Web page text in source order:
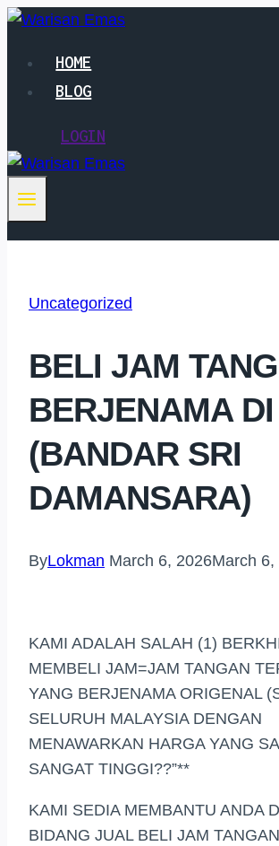
Skip
contentHOME
BLOG
LOGIN
Uncategorized
BELI JAM
BERJENAMA DI
(BANDAR SRI
DAMANSARA)
ByLokman March 6, 2026March 6,
KAMI ADALAH SALAH (1)
MEMBELI JAM=JAM TANGAN
YANG BERJENAMA ORIGENAL
SELURUH MALAYSIA DENGAN
MENAWARKAN HARGA YANG
SANGAT TINGGI??”**
KAMI SEDIA MEMBANTU ANDA
BIDANG JUAL BELI JAM